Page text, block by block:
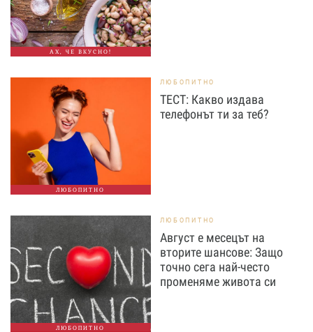
АХ, ЧЕ ВКУСНО!
ЛЮБОПИТНО
ЛЮБОПИТНО
ТЕСТ: Какво издава
телефонът ти за теб?
ЛЮБОПИТНО
ЛЮБОПИТНО
Август е месецът на
вторите шансове: Защо
точно сега най-често
променяме живота си